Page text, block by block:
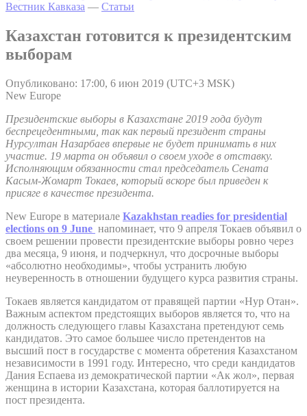
Вестник Кавказа — Статьи
Казахстан готовится к президентским
выборам
Опубликовано: 17:00, 6 июн 2019 (UTC+3 MSK)
New Europe
Президентские выборы в Казахстане 2019 года будут
беспрецедентными, так как первый президент страны
Нурсултан Назарбаев впервые не будет принимать в них
участие. 19 марта он объявил о своем уходе в отставку.
Исполняющим обязанности стал председатель Сената
Касым-Жомарт Токаев, который вскоре был приведен к
присяге в качестве президента.
New Europe в материале Kazakhstan readies for presidential
elections on 9 June напоминает, что 9 апреля Токаев объявил о
своем решении провести президентские выборы ровно через
два месяца, 9 июня, и подчеркнул, что досрочные выборы
«абсолютно необходимы», чтобы устранить любую
неуверенность в отношении будущего курса развития страны.
Токаев является кандидатом от правящей партии «Нур Отан».
Важным аспектом предстоящих выборов является то, что на
должность следующего главы Казахстана претендуют семь
кандидатов. Это самое большее число претендентов на
высший пост в государстве с момента обретения Казахстаном
независимости в 1991 году. Интересно, что среди кандидатов
Дания Eспаева из демократической партии «Ак жол», первая
женщина в истории Казахстана, которая баллотируется на
пост президента.